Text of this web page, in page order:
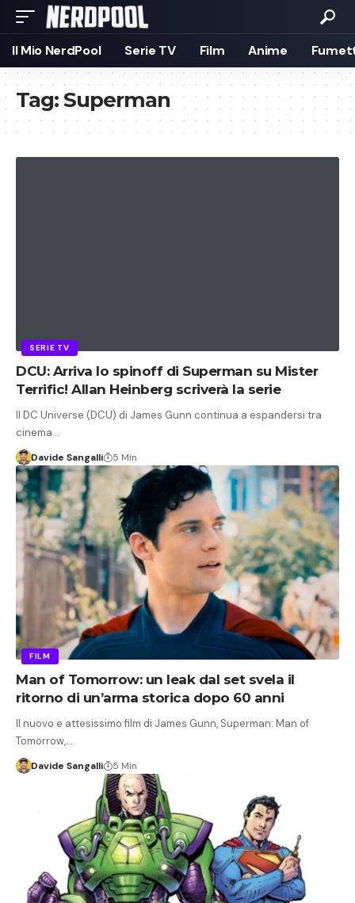
Il Mio NerdPool Serie TV Film Anime
Tag:Superman
SERIE TV
DCU: Arriva lo spinoff di Superman su Mister
Terrific! Allan Heinberg scriverà la serie
Il DC Universe (DCU) di James Gunn continua a espandersi tra
cinema…
Davide Sangalli 5 Min
FILM
Man of Tomorrow: un leak dal set svela il
ritorno di un’arma storica dopo 60 anni
Il nuovo e attesissimo film di James Gunn, Superman: Man of
Tomorrow,…
Davide Sangalli 5 Min